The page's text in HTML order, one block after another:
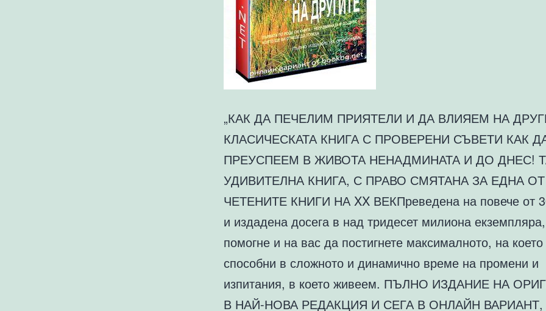
„КАК ДА ПЕЧЕЛИМ ПРИЯТЕЛИ И ДА ВЛИЯЕМ НА
КЛАСИЧЕСКАТА КНИГА С ПРОВЕРЕНИ СЪВЕТИ КАК
ПРЕУСПЕЕМ В ЖИВОТА НЕНАДМИНАТА И ДО ДНЕС!
УДИВИТЕЛНА КНИГА, С ПРАВО СМЯТАНА ЗА ЕДНА
ЧЕТЕНИТЕ КНИГИ НА XX ВЕКПреведена на повече от
и издадена досега в над тридесет милиона
помогне и на вас да постигнете максималното, на което
способни в сложното и динамично време на промени и
изпитания, в което живеем. ПЪЛНО ИЗДАНИЕ НА
В НАЙ-НОВА РЕДАКЦИЯ И СЕГА В ОНЛАЙН ВАРИАНТ,